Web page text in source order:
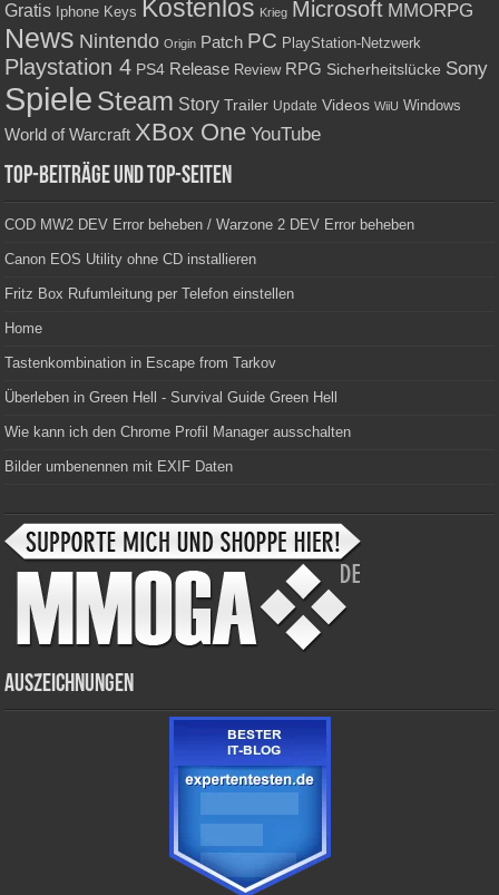
Gratis Iphone Keys Kostenlos Krieg Microsoft MMORPG
News Nintendo Origin Patch PC PlayStation-Netzwerk
Playstation 4 PS4 Release Review RPG Sicherheitslücke Sony
Spiele Steam Story Trailer Update Videos WiiU Windows
World of Warcraft XBox One YouTube
Top-Beiträge und Top-Seiten
COD MW2 DEV Error beheben / Warzone 2 DEV Error beheben
Canon EOS Utility ohne CD installieren
Fritz Box Rufumleitung per Telefon einstellen
Home
Tastenkombination in Escape from Tarkov
Überleben in Green Hell - Survival Guide Green Hell
Wie kann ich den Chrome Profil Manager ausschalten
Bilder umbenennen mit EXIF Daten
Auszeichnungen